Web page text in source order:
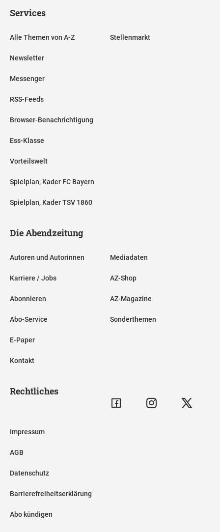
Services
Alle Themen von A-Z
Newsletter
Messenger
RSS-Feeds
Browser-Benachrichtigung
Ess-Klasse
Vorteilswelt
Spielplan, Kader FC Bayern
Spielplan, Kader TSV 1860
Stellenmarkt
Die Abendzeitung
Autoren und Autorinnen
Karriere / Jobs
Abonnieren
Abo-Service
E-Paper
Kontakt
Mediadaten
AZ-Shop
AZ-Magazine
Sonderthemen
Rechtliches
Impressum
AGB
Datenschutz
Barrierefreiheitserklärung
Abo kündigen